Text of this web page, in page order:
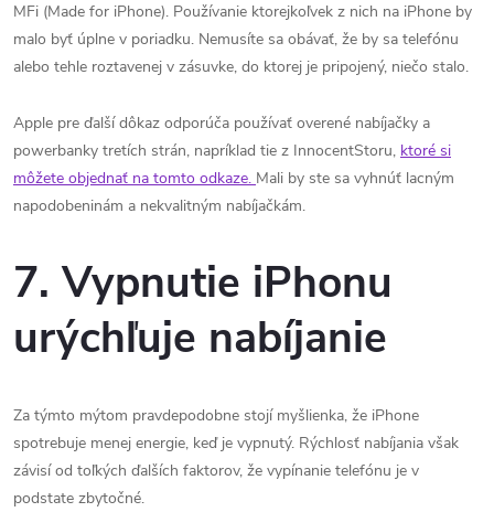
MFi (Made for iPhone). Používanie ktorejkoľvek z nich na iPhone by
malo byť úplne v poriadku. Nemusíte sa obávať, že by sa telefónu
alebo tehle roztavenej v zásuvke, do ktorej je pripojený, niečo stalo.
Apple pre ďalší dôkaz odporúča používať overené nabíjačky a
powerbanky tretích strán, napríklad tie z InnocentStoru, ktoré si
môžete objednať na tomto odkaze. Mali by ste sa vyhnúť lacným
napodobeninám a nekvalitným nabíjačkám.
7. Vypnutie iPhonu
urýchľuje nabíjanie
Za týmto mýtom pravdepodobne stojí myšlienka, že iPhone
spotrebuje menej energie, keď je vypnutý. Rýchlosť nabíjania však
závisí od toľkých ďalších faktorov, že vypínanie telefónu je v
podstate zbytočné.